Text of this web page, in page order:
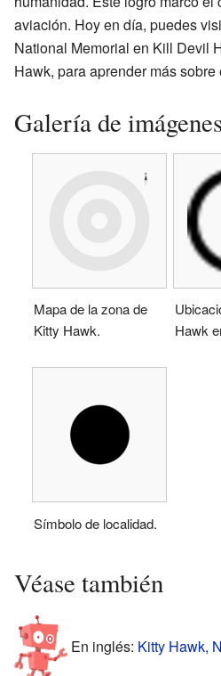
aviación. Hoy en día, puedes
National Memorial en Kill Devil
Hawk, para aprender más
Galería de imágenes
Mapa de la zona de
Kitty Hawk.
Hawk
Símbolo de localidad.
Véase también
En inglés: Kitty Hawk,